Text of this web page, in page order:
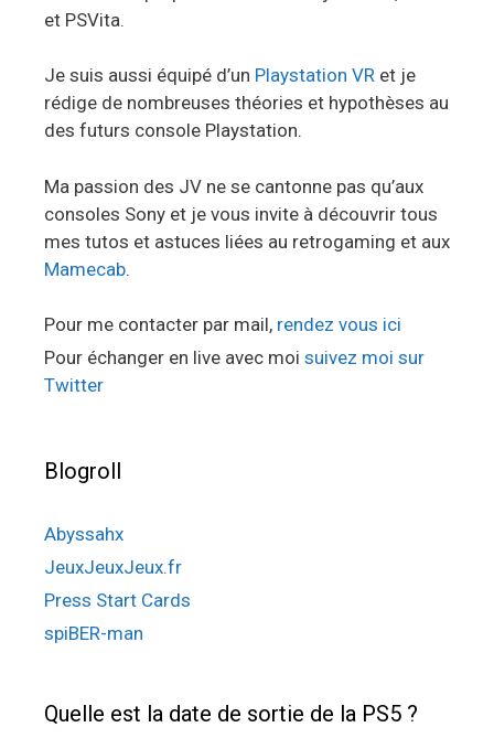
et PSVita.
Je suis aussi équipé d’un Playstation VR et je
rédige de nombreuses théories et hypothèses au
des futurs console Playstation.
Ma passion des JV ne se cantonne pas qu’aux
consoles Sony et je vous invite à découvrir tous
mes tutos et astuces liées au retrogaming et aux
Mamecab.
Pour me contacter par mail, rendez vous ici
Pour échanger en live avec moi suivez moi sur
Twitter
Blogroll
Abyssahx
JeuxJeuxJeux.fr
Press Start Cards
spiBER-man
Quelle est la date de sortie de la PS5 ?